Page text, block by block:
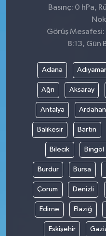
Basınç: 0 hPa,
Görüş
8:13, Gün
Adana
Ağrı Aksaray
Antalya Ardahan
Balıkesir Bartın
Bilecik Bingöl
Burdur Bursa
Çorum Denizli
Edirne Elazığ
Eskişehir